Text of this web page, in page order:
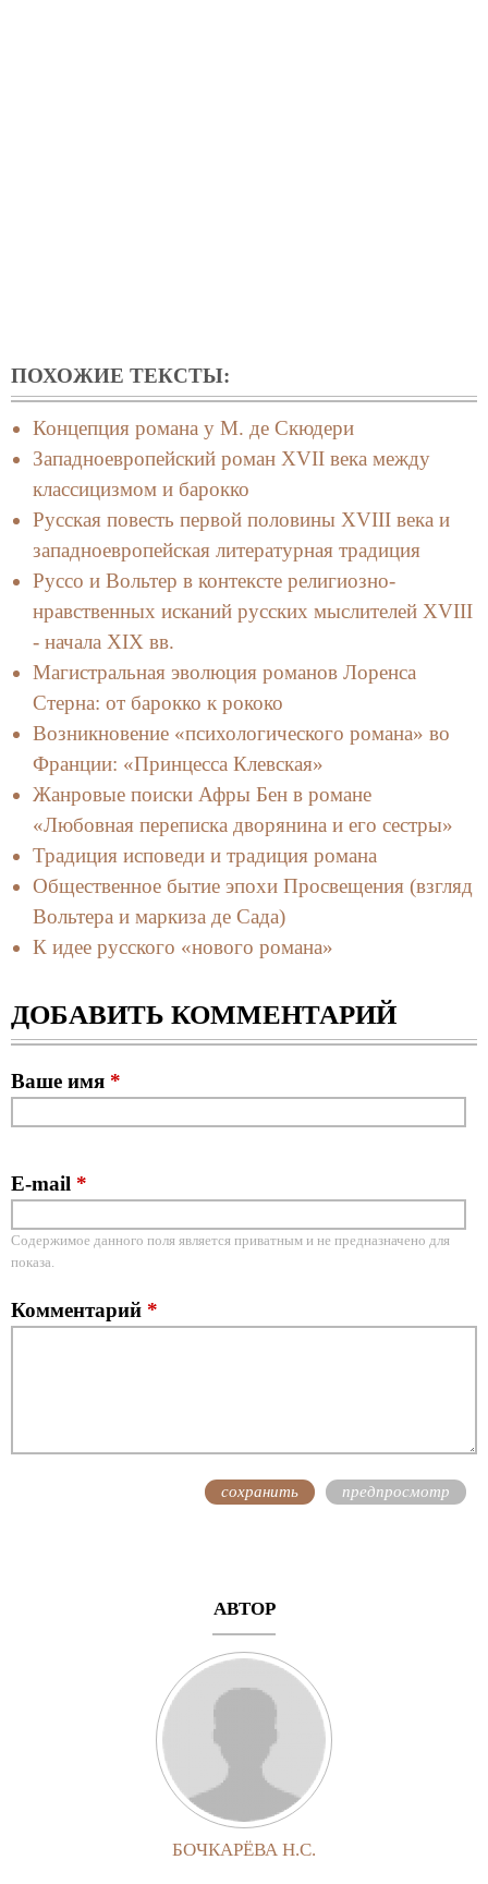
ПОХОЖИЕ ТЕКСТЫ:
Концепция романа у М. де Скюдери
Западноевропейский роман XVII века между
классицизмом и барокко
Русская повесть первой половины XVIII века и
западноевропейская литературная традиция
Руссо и Вольтер в контексте религиозно-
нравственных исканий русских мыслителей XVIII
- начала XIX вв.
Магистральная эволюция романов Лоренса
Стерна: от барокко к рококо
Возникновение «психологического романа» во
Франции: «Принцесса Клевская»
Жанровые поиски Афры Бен в романе
«Любовная переписка дворянина и его сестры»
Традиция исповеди и традиция романа
Общественное бытие эпохи Просвещения (взгляд
Вольтера и маркиза де Сада)
К идее русского «нового романа»
ДОБАВИТЬ КОММЕНТАРИЙ
Ваше имя *
E-mail *
Содержимое данного поля является приватным и не предназначено для
показа.
Комментарий *
АВТОР
БОЧКАРЁВА Н.С.